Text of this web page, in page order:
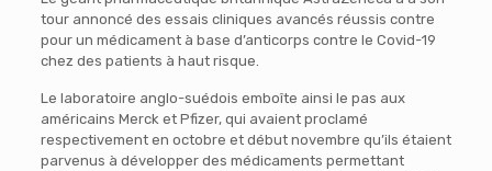
tour annoncé des essais cliniques avancés réussis contre
pour un médicament à base d’anticorps contre le Covid-19
chez des patients à haut risque.
Le laboratoire anglo-suédois emboîte ainsi le pas aux
américains Merck et Pfizer, qui avaient proclamé
respectivement en octobre et début novembre qu’ils étaient
parvenus à développer des médicaments permettant